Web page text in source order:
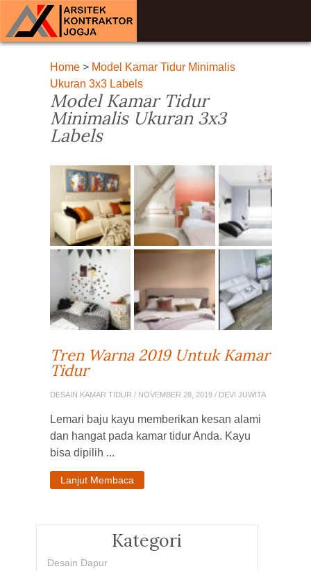
Home> Model Kamar Tidur Minimalis
Ukuran 3x3 Labels
Model Kamar Tidur
Minimalis Ukuran 3x3
Labels
Tren Warna 2019 Untuk Kamar
Tidur
DESAIN KAMAR TIDUR / NOVEMBER 28, 2019 / DEVI JUWITA
Lemari baju kayu memberikan kesan alami
dan hangat pada kamar tidur Anda. Kayu
bisa dipilih ...
Lanjut Membaca
Kategori
Desain Dapur